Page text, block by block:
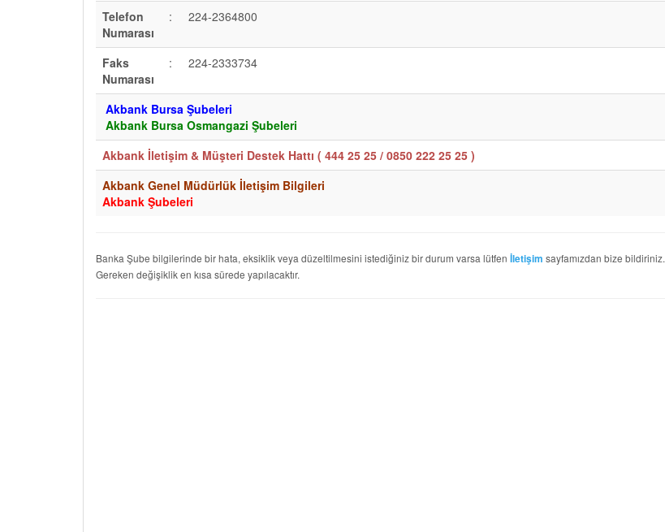
Telefon
Numarası
: 224-2364800
Faks
Numarası
: 224-2333734
Akbank Bursa Şubeleri
Akbank Bursa Osmangazi Şubeleri
Akbank İletişim & Müşteri Destek Hattı ( 444 25 25 / 0850 222 25 25 )
Akbank Genel Müdürlük İletişim Bilgileri
Akbank Şubeleri
Banka Şube bilgilerinde bir hata, eksiklik veya düzeltilmesini istediğiniz bir durum varsa lütfen İletişim sayfamızdan bize bildiriniz.
Gereken değişiklik en kısa sürede yapılacaktır.